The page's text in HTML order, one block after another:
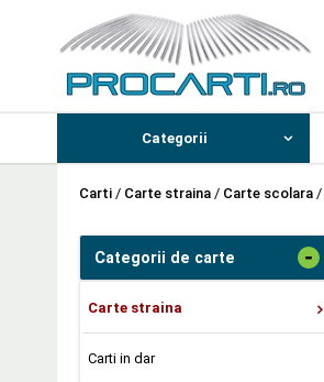
Categorii
Carti / Carte straina / Carte scolara /
Categorii de carte -
Carte straina
Carti in dar